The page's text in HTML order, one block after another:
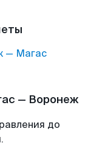
— Магас
— Воронеж
до